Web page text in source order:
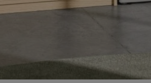
Google Privacy Policy